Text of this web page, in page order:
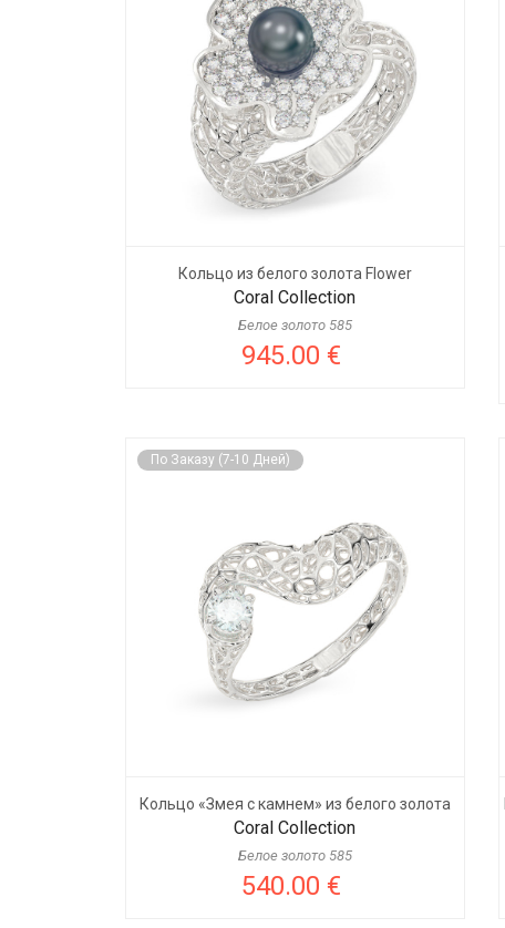
Кольцо из белого золота Flower
Coral Collection
Белое золото 585
945.00 €
По Заказу (7-10 Дней)
Кольцо «Змея с камнем» из белого золота
Coral Collection
Белое золото 585
540.00 €